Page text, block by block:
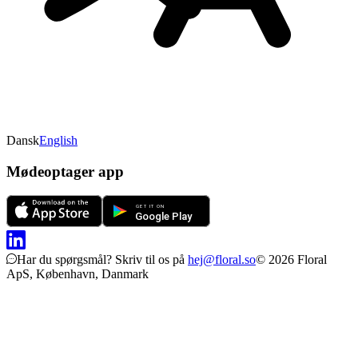
DanskEnglish
Mødeoptager app
Har du spørgsmål? Skriv til os på hej@floral.so© 2026 Floral
ApS, København, Danmark